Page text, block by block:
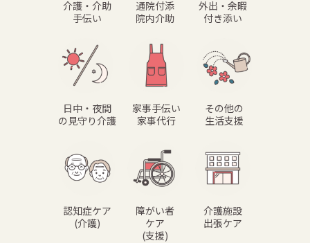
介護・介助
手伝い
通院付添
院内介助
外出・余暇
付き添い
日中・夜間
の見守り介護
家事手伝い
家事代行
その他の
生活支援
認知症ケア
(介護)
障がい者
ケア
(支援)
介護施設
出張ケア